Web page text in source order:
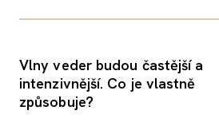
Vlny veder budou častější a
intenzivnější. Co je vlastně
způsobuje?